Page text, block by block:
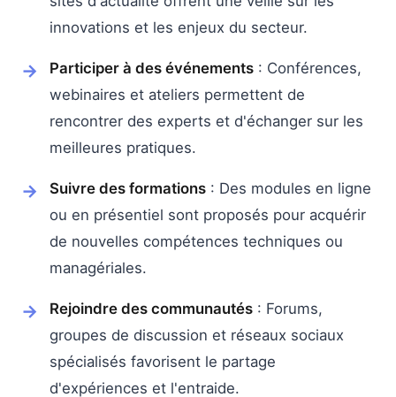
innovations et les enjeux du secteur.
Participer à des événements : Conférences,
webinaires et ateliers permettent de
rencontrer des experts et d'échanger sur les
meilleures pratiques.
Suivre des formations : Des modules en ligne
ou en présentiel sont proposés pour acquérir
de nouvelles compétences techniques ou
managériales.
Rejoindre des communautés : Forums,
groupes de discussion et réseaux sociaux
spécialisés favorisent le partage
d'expériences et l'entraide.